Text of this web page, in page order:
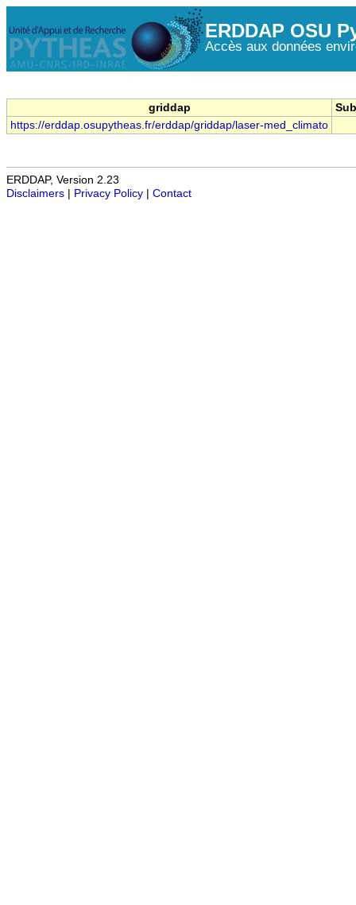
ERDDAP OSU
Accès aux données
griddap
https://erddap.osupytheas.fr/erddap/griddap/laser-med_climato
ERDDAP, Version 2.23
Disclaimers | Privacy Policy | Contact